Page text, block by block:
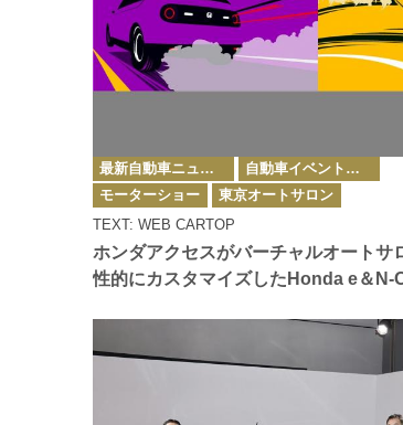
ホンダアクセスがバーチャルオート
性的にカスタマイズしたHonda e＆N-
TEXT: WEB CARTOP
カ
テ
ゴ
リ
ー
最新自動車ニュース
自動車イベント・カーイベント
モーターショー
東京オートサロン